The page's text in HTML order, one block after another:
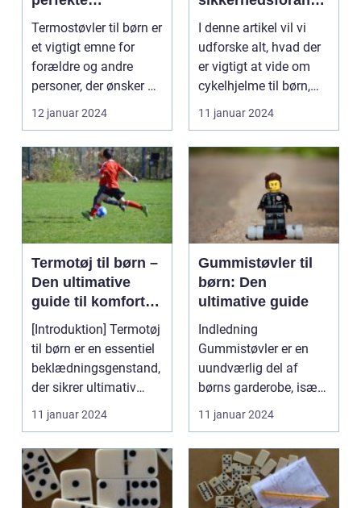
beskyttelse til
aktive
ynglingsfødder
Termostøvler til børn er
et vigtigt emne for
forældre og andre
personer, der ønsker at
sikre, at der...
12 januar 2024
altning, der
beskytter vores
elskede små, når
de cykler
I denne artikel vil vi
udforske alt, hvad der
er vigtigt at vide om
cykelhjelme til børn,
herunder d...
11 januar 2024
Termotøj til børn –
Den ultimative
guide til komfort
og varme i den
kolde årstid
[Introduktion] Termotøj
til børn er en essentiel
beklædningsgenstand,
der sikrer ultimativ
komfort ...
11 januar 2024
Gummistøvler til
børn: Den
ultimative guide
Indledning
Gummistøvler er en
uundværlig del af
børns garderobe, især
når det kommer til
udendørs a...
11 januar 2024